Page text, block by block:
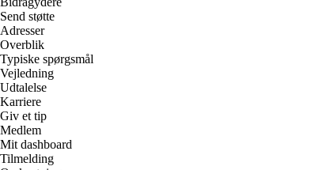
Send støtte
Adresser
Overblik
Typiske spørgsmål
Vejledning
Udtalelse
Karriere
Giv et tip
Medlem
Mit dashboard
Tilmelding